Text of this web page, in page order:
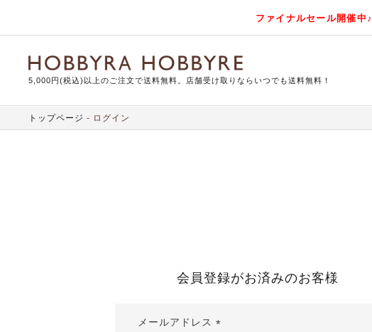
ファイナルセール開催中♪
5,000円(税込)以上のご注文で送料無料。店舗受け取りならいつでも送料無料！
トップページ ログイン
会員登録がお済みのお客様
メールアドレス